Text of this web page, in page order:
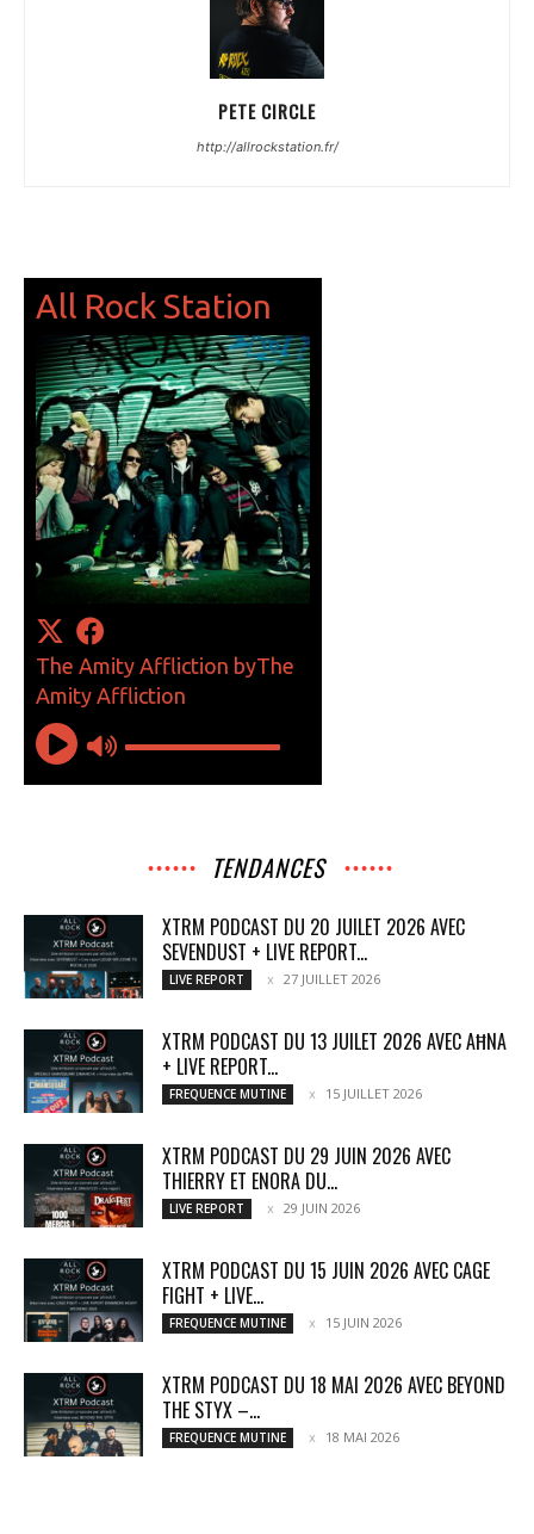
PETE CIRCLE
http://allrockstation.fr/
TENDANCES
XTRM PODCAST DU 20 JUILET 2026 AVEC
SEVENDUST + LIVE REPORT...
LIVE REPORT 27 JUILLET 2026
XTRM PODCAST DU 13 JUILET 2026 AVEC AĦNA
+ LIVE REPORT...
FREQUENCE MUTINE 15 JUILLET 2026
XTRM PODCAST DU 29 JUIN 2026 AVEC
THIERRY ET ENORA DU...
LIVE REPORT 29 JUIN 2026
XTRM PODCAST DU 15 JUIN 2026 AVEC CAGE
FIGHT + LIVE...
FREQUENCE MUTINE 15 JUIN 2026
XTRM PODCAST DU 18 MAI 2026 AVEC BEYOND
THE STYX –...
FREQUENCE MUTINE 18 MAI 2026